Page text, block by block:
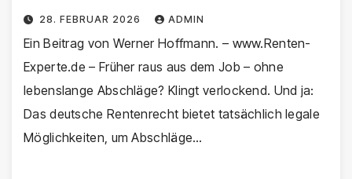
28. FEBRUAR 2026 ADMIN
Ein Beitrag von Werner Hoffmann. – www.Renten-
Experte.de – Früher raus aus dem Job – ohne
lebenslange Abschläge? Klingt verlockend. Und ja:
Das deutsche Rentenrecht bietet tatsächlich legale
Möglichkeiten, um Abschläge…